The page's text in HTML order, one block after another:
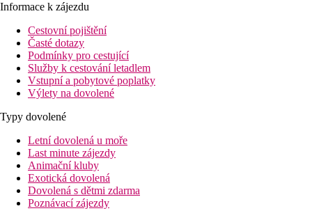
Informace k zájezdu
Cestovní pojištění
Časté dotazy
Podmínky pro cestující
Služby k cestování letadlem
Vstupní a pobytové poplatky
Výlety na dovolené
Typy dovolené
Letní dovolená u moře
Last minute zájezdy
Animační kluby
Exotická dovolená
Dovolená s dětmi zdarma
Poznávací zájezdy